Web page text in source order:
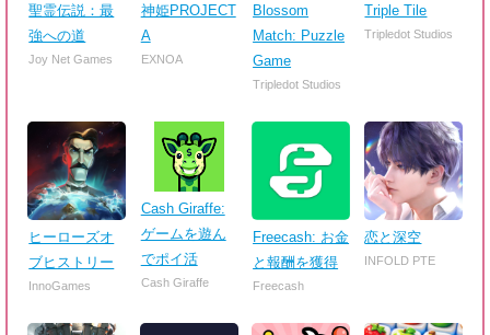
聖霊伝説：最
強への道
Joy Net Games
神姫PROJECT
A
EXNOA
Blossom
Match: Puzzle
Game
Tripledot Studios
Triple Tile
Tripledot Studios
ヒーローズオ
ブヒストリー
InnoGames
Cash Giraffe:
ゲームを遊ん
でポイ活
Cash Giraffe
Freecash: お金
と報酬を獲得
Freecash
恋と深空
INFOLD PTE